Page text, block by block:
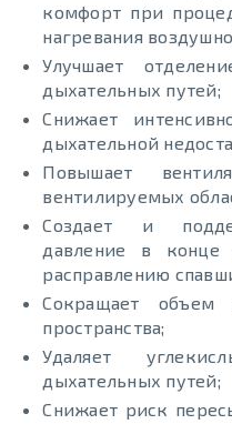
комфорт при
нагревания
Улучшает
дыхательных путей;
Снижает
дыхательной
Повышает
вентилируемых
Создает и
давление в конце
расправлению
Сокращает объем
пространства;
Удаляет
дыхательных путей;
Снижает риск